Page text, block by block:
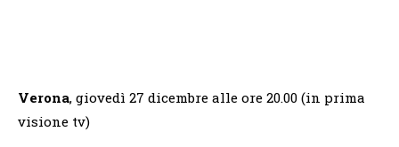
Verona, giovedì 27 dicembre alle ore 20.00 (in prima
visione tv)